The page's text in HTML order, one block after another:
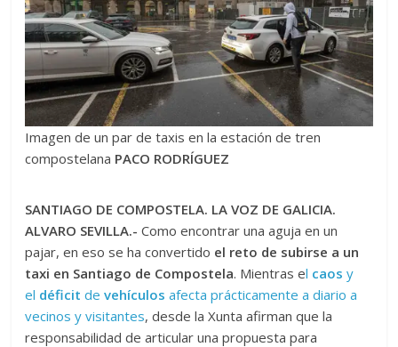
Imagen de un par de taxis en la estación de tren
compostelana PACO RODRÍGUEZ
SANTIAGO DE COMPOSTELA. LA VOZ DE GALICIA.
ALVARO SEVILLA.- Como encontrar una aguja en un
pajar, en eso se ha convertido el reto de subirse a un
taxi en Santiago de Compostela. Mientras el caos y
el déficit devehículos afecta prácticamente a diario a
vecinos y visitantes, desde la Xunta afirman que la
responsabilidad de articular una propuesta para